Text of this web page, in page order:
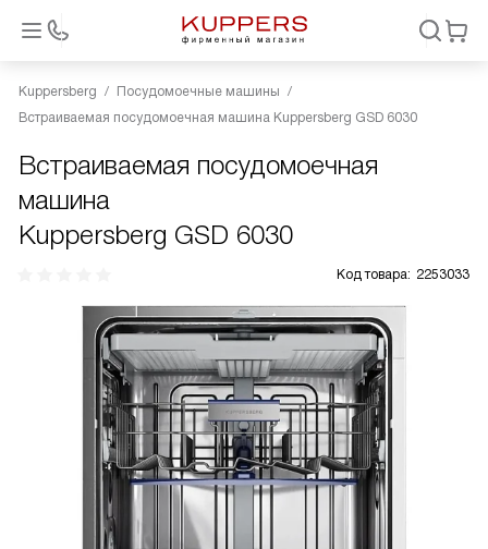
Kuppersberg
Посудомоечные машины
Встраиваемая посудомоечная машина Kuppersberg GSD 6030
Встраиваемая посудомоечная
машина
Kuppersberg GSD 6030
Код товара: 2253033